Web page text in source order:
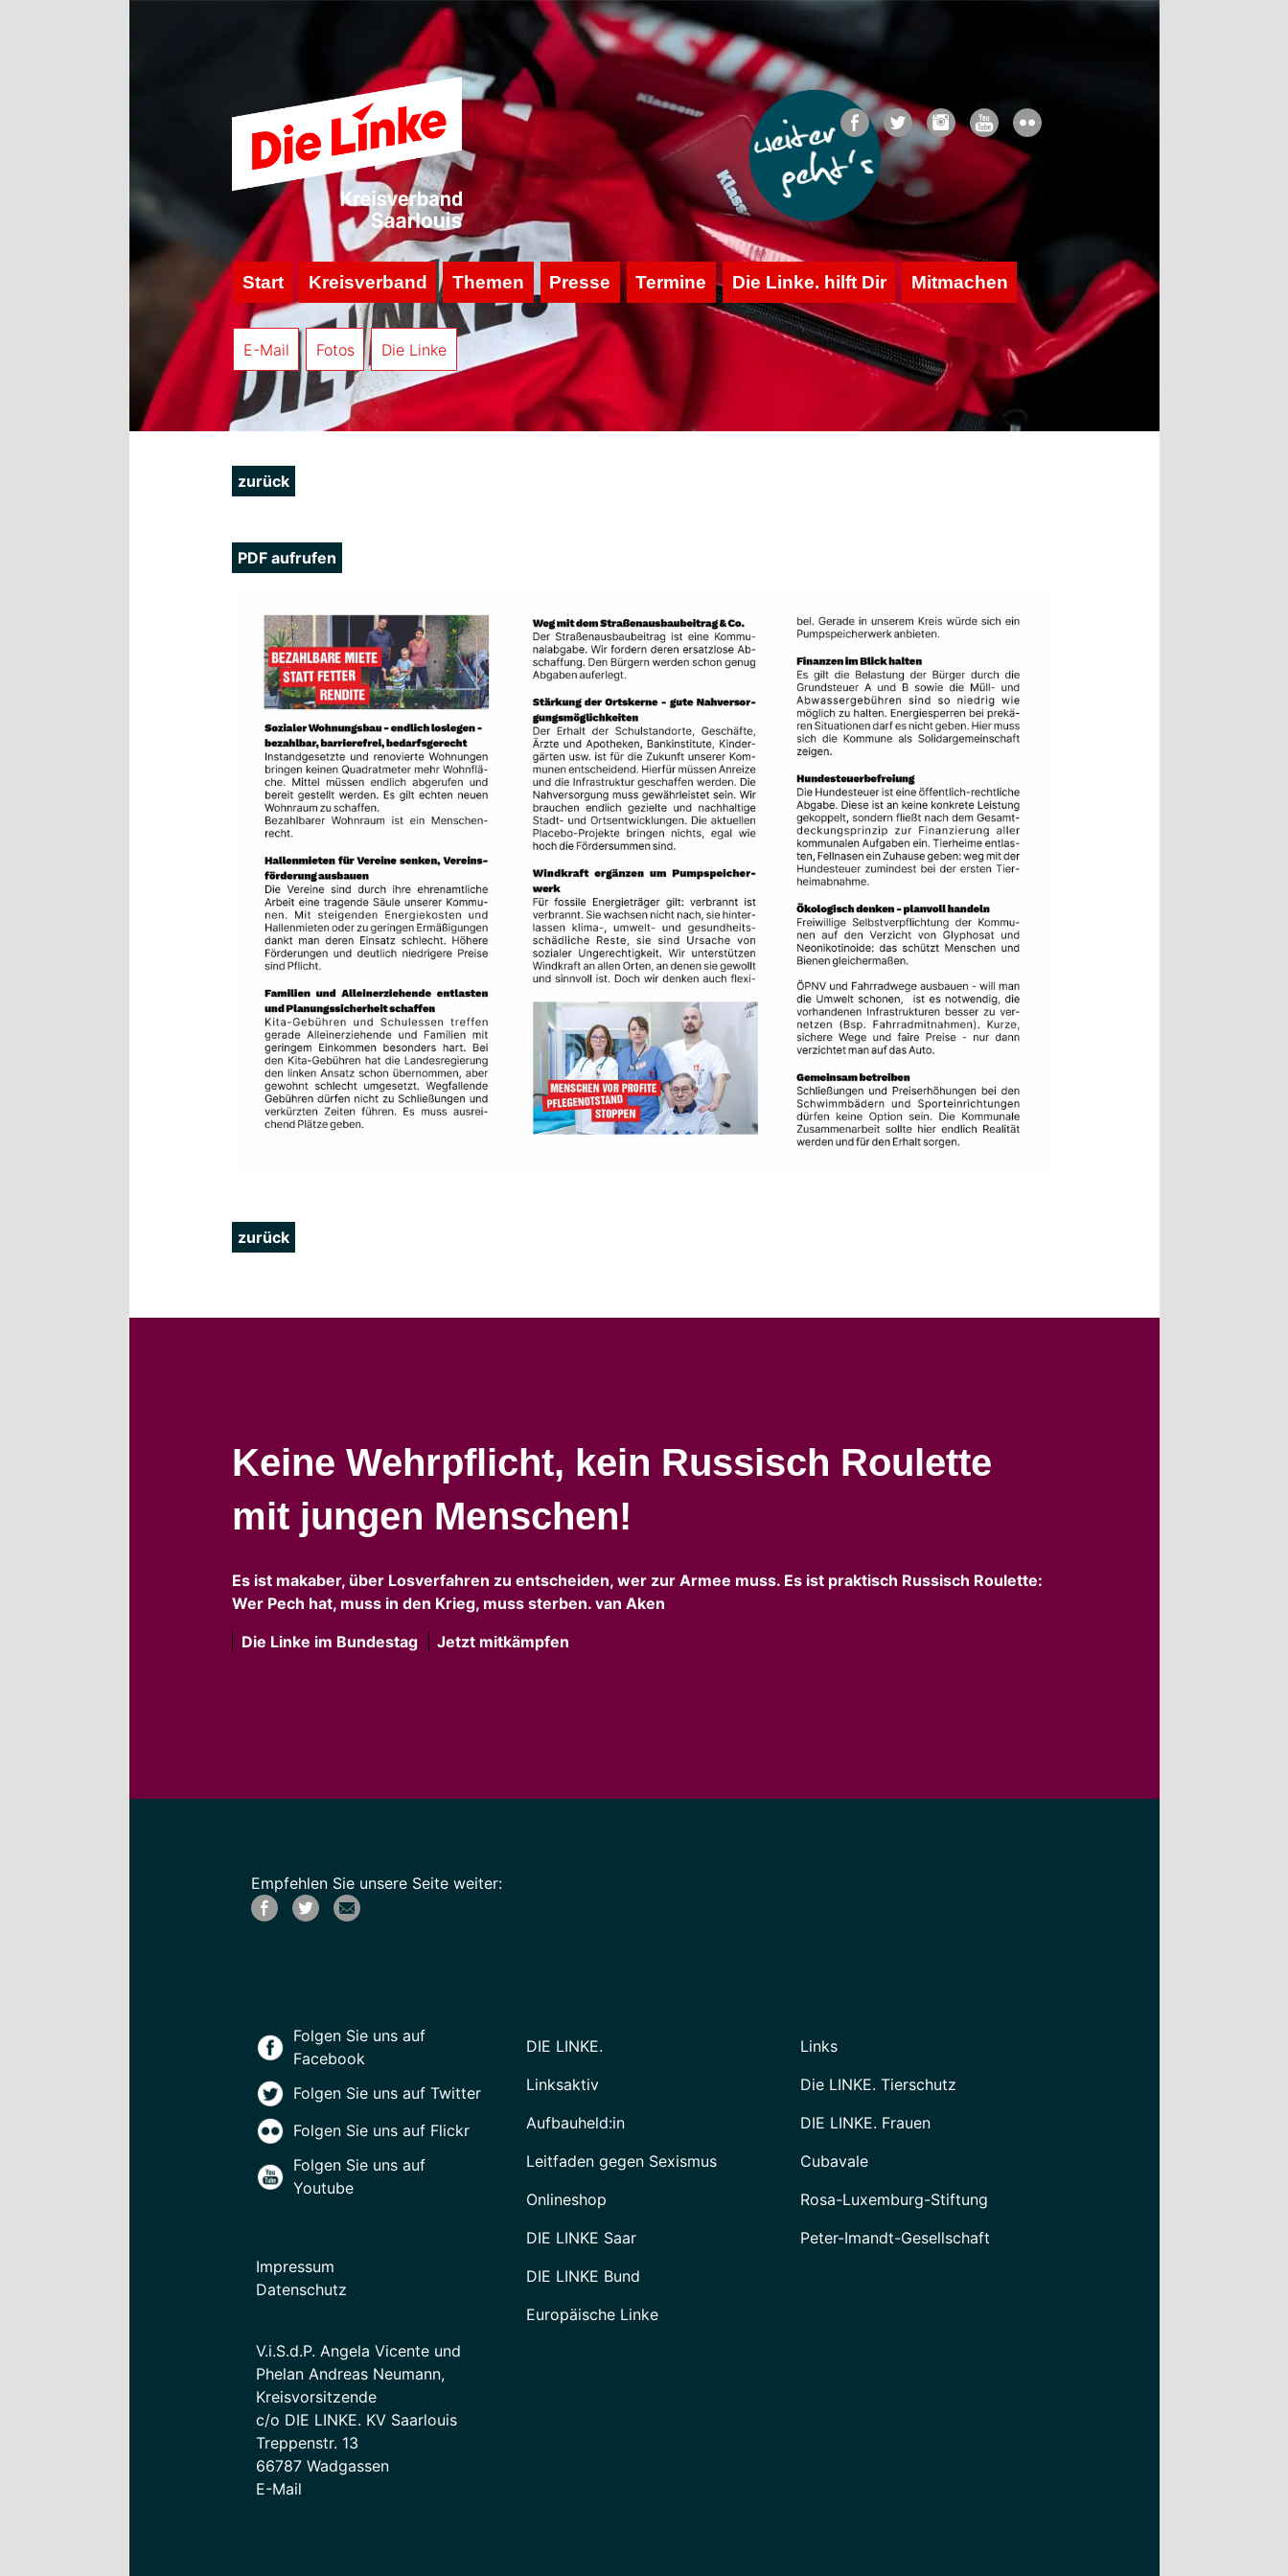
Start Kreisverband Themen Presse Termine Die Linke. hilft Dir Mitmachen
E-Mail Fotos Die Linke
zurück
PDF aufrufen
zurück
Keine Wehrpflicht, kein Russisch Roulette
mit jungen Menschen!
Es ist makaber, über Losverfahren zu entscheiden, wer zur Armee muss. Es ist praktisch Russisch Roulette:
Wer Pech hat, muss in den Krieg, muss sterben. van Aken
Die Linke im Bundestag
Jetzt mitkämpfen
Empfehlen Sie unsere Seite weiter:
Folgen Sie uns auf
Facebook
Folgen Sie uns auf Twitter
Folgen Sie uns auf Flickr
Folgen Sie uns auf
Youtube
Impressum
Datenschutz
V.i.S.d.P. Angela Vicente und
Phelan Andreas Neumann,
Kreisvorsitzende
c/o DIE LINKE. KV Saarlouis
Treppenstr. 13
66787 Wadgassen
E-Mail
DIE LINKE.
Linksaktiv
Aufbauheld:in
Leitfaden gegen Sexismus
Onlineshop
DIE LINKE Saar
DIE LINKE Bund
Europäische Linke
Links
Die LINKE. Tierschutz
DIE LINKE. Frauen
Cubavale
Rosa-Luxemburg-Stiftung
Peter-Imandt-Gesellschaft